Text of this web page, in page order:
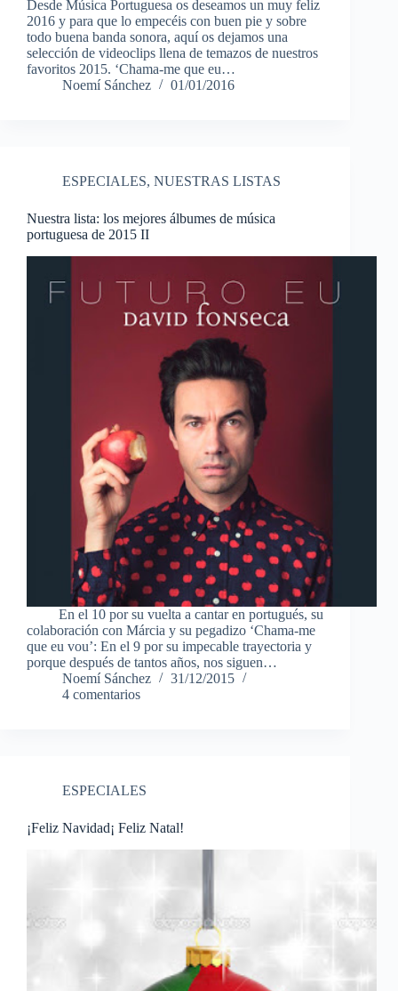
Desde Música Portuguesa os deseamos un muy feliz
2016 y para que lo empecéis con buen pie y sobre
todo buena banda sonora, aquí os dejamos una
selección de videoclips llena de temazos de nuestros
favoritos 2015. ‘Chama-me que eu…
Noemí Sánchez
01/01/2016
ESPECIALES, NUESTRAS LISTAS
Nuestra lista: los mejores álbumes de música
portuguesa de 2015 II
En el 10 por su vuelta a cantar en portugués, su
colaboración con Márcia y su pegadizo ‘Chama-me
que eu vou’: En el 9 por su impecable trayectoria y
porque después de tantos años, nos siguen…
Noemí Sánchez
31/12/2015
4 comentarios
ESPECIALES
¡Feliz Navidad¡ Feliz Natal!